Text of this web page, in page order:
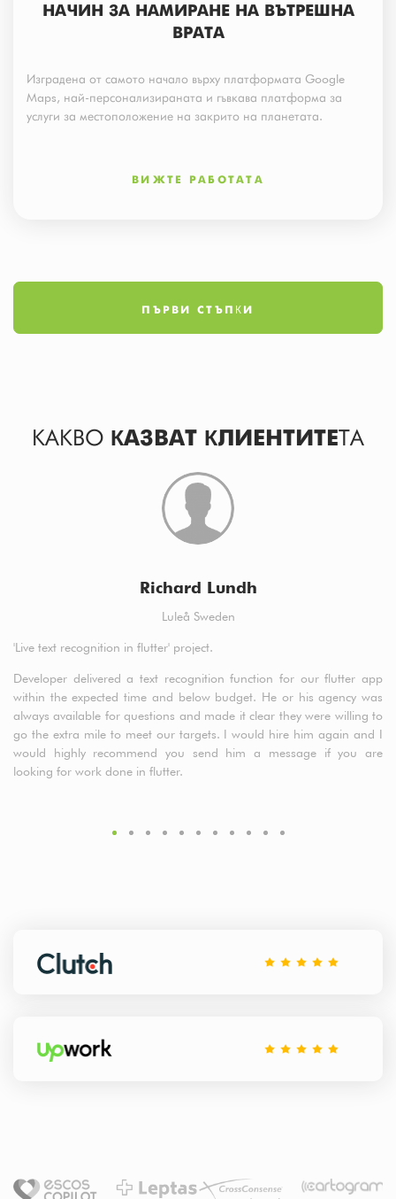
НАЧИН ЗА НАМИРАНЕ НА ВЪТРЕШНА
ВРАТА
Изградена от самото начало върху платформата Google
Maps, най-персонализираната и гъвкава платформа за
услуги за местоположение на закрито на планетата.
ВИЖТЕ РАБОТАТА
ПЪРВИ СТЪПКИ
КАКВО КАЗВАТ КЛИЕНТИТЕТА
Richard Lundh
Luleå Sweden
'Live text recognition in flutter' project.
Developer delivered a text recognition function for our flutter app
within the expected time and below budget. He or his agency was
always available for questions and made it clear they were willing to
go the extra mile to meet our targets. I would hire him again and I
would highly recommend you send him a message if you are
looking for work done in flutter.